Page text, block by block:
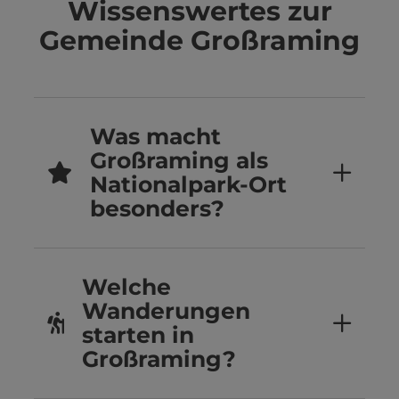
Wissenswertes zur
Gemeinde Großraming
Was macht
Großraming als
Nationalpark-Ort
besonders?
Welche
Wanderungen
starten in
Großraming?